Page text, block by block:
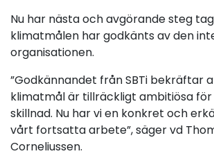
Nu har nästa och avgörande steg
klimatmålen har godkänts av den
organisationen.
”Godkännandet från SBTi bekräftar
klimatmål är tillräckligt ambitiösa
skillnad. Nu har vi en konkret och
vårt fortsatta arbete”, säger vd
Corneliussen.